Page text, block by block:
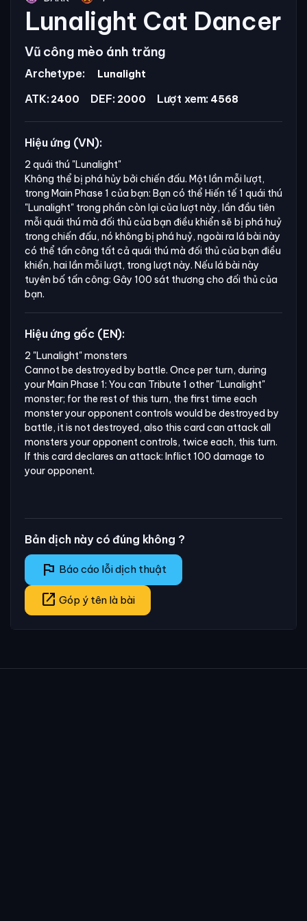
Lunalight Cat Dancer
Vũ công mèo ánh trăng
Archetype: Lunalight
ATK: 2400 DEF: 2000 Lượt xem: 4568
Hiệu ứng (VN):
2 quái thú "Lunalight"
Không thể bị phá hủy bởi chiến đấu. Một lần mỗi lượt,
trong Main Phase 1 của bạn: Bạn có thể Hiến tế 1 quái thú
"Lunalight" trong phần còn lại của lượt này, lần đầu tiên
mỗi quái thú mà đối thủ của bạn điều khiển sẽ bị phá huỷ
trong chiến đấu, nó không bị phá huỷ, ngoài ra lá bài này
có thể tấn công tất cả quái thú mà đối thủ của bạn điều
khiển, hai lần mỗi lượt, trong lượt này. Nếu lá bài này
tuyên bố tấn công: Gây 100 sát thương cho đối thủ của
bạn.
Hiệu ứng gốc (EN):
2 "Lunalight" monsters
Cannot be destroyed by battle. Once per turn, during
your Main Phase 1: You can Tribute 1 other "Lunalight"
monster; for the rest of this turn, the first time each
monster your opponent controls would be destroyed by
battle, it is not destroyed, also this card can attack all
monsters your opponent controls, twice each, this turn.
If this card declares an attack: Inflict 100 damage to
your opponent.
Bản dịch này có đúng không ?
flag Báo cáo lỗi dịch thuật
open_in_new Góp ý tên là bài